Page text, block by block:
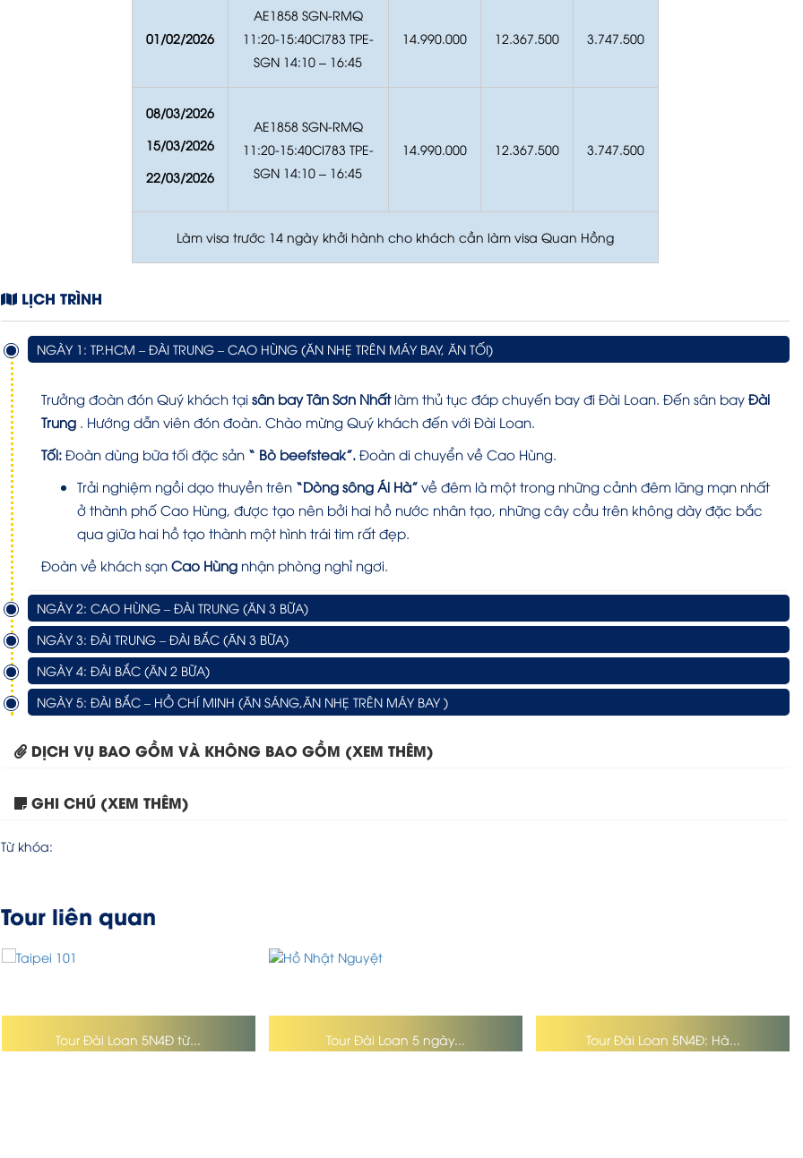
01/02/2026
AE1858 SGN-RMQ
11:20-15:40CI783 TPE-
SGN 14:10 – 16:45
14.990.000 12.367.500 3.747.500
08/03/2026
15/03/2026
22/03/2026
AE1858 SGN-RMQ
11:20-15:40CI783 TPE-
SGN 14:10 – 16:45
14.990.000 12.367.500 3.747.500
Làm visa trước 14 ngày khởi hành cho khách cần làm visa Quan Hồng
LỊCH TRÌNH
NGÀY 1: TP.HCM – ĐÀI TRUNG – CAO HÙNG (ĂN NHẸ TRÊN MÁY BAY, ĂN TỐI)
Trưởng đoàn đón Quý khách tại sân bay Tân Sơn Nhấtlàm thủ tục đáp chuyến bay đi Đài Loan. Đến sân bay Đài
Trung . Hướng dẫn viên đón đoàn. Chào mừng Quý khách đến với Đài Loan.
Tối: Đoàn dùng bữa tối đặc sản “ Bò beefsteak”. Đoàn di chuyển về Cao Hùng.
Trải nghiệm ngồi dạo thuyền trên “Dòng sông Ái Hà” về đêm là một trong những cảnh đêm lãng mạn nhất
ở thành phố Cao Hùng, được tạo nên bởi hai hồ nước nhân tạo, những cây cầu trên không dày đặc bắc
qua giữa hai hồ tạo thành một hình trái tim rất đẹp.
Đoàn về khách sạn Cao Hùng nhận phòng nghỉ ngơi.
NGÀY 2: CAO HÙNG – ĐÀI TRUNG (ĂN 3 BỮA)
NGÀY 3: ĐÀI TRUNG – ĐÀI BẮC (ĂN 3 BỮA)
NGÀY 4: ĐÀI BẮC (ĂN 2 BỮA)
NGÀY 5: ĐÀI BẮC – HỒ CHÍ MINH (ĂN SÁNG,ĂN NHẸ TRÊN MÁY BAY )
DỊCH VỤ BAO GỒM VÀ KHÔNG BAO GỒM (XEM THÊM)
GHI CHÚ (XEM THÊM)
Từ khóa:
Tour liên quan
Tour Đài Loan 5N4Đ từ... Tour Đài Loan 5 ngày... Tour Đài Loan 5N4Đ: Hà...